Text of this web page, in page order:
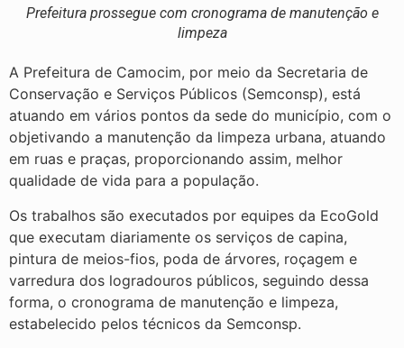
Prefeitura prossegue com cronograma de manutenção e
limpeza
A Prefeitura de Camocim, por meio da Secretaria de
Conservação e Serviços Públicos (Semconsp), está
atuando em vários pontos da sede do município, com o
objetivando a manutenção da limpeza urbana, atuando
em ruas e praças, proporcionando assim, melhor
qualidade de vida para a população.
Os trabalhos são executados por equipes da EcoGold
que executam diariamente os serviços de capina,
pintura de meios-fios, poda de árvores, roçagem e
varredura dos logradouros públicos, seguindo dessa
forma, o cronograma de manutenção e limpeza,
estabelecido pelos técnicos da Semconsp.